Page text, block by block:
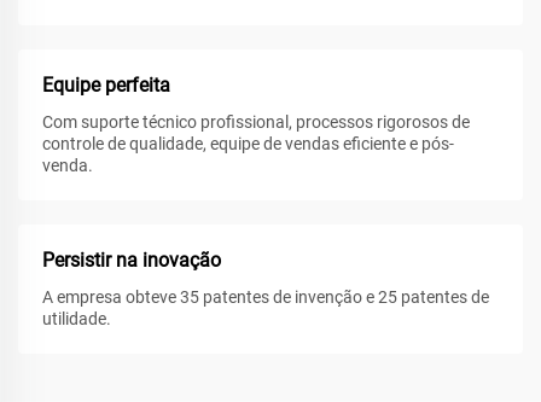
Equipe perfeita
Com suporte técnico profissional, processos rigorosos de
controle de qualidade, equipe de vendas eficiente e pós-
venda.
Persistir na inovação
A empresa obteve 35 patentes de invenção e 25 patentes de
utilidade.